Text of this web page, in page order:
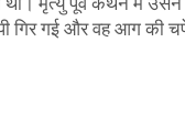
गिर गई और वह आग की